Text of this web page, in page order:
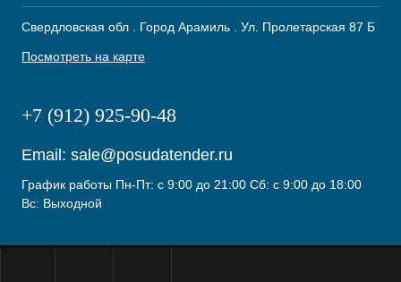
Свердловская обл . Город Арамиль . Ул. Пролетарская 87 Б
Посмотреть на карте
+7 (912) 925-90-48
Email: sale@posudatender.ru
График работы Пн-Пт: с 9:00 до 21:00 Сб: с 9:00 до 18:00
Вс: Выходной